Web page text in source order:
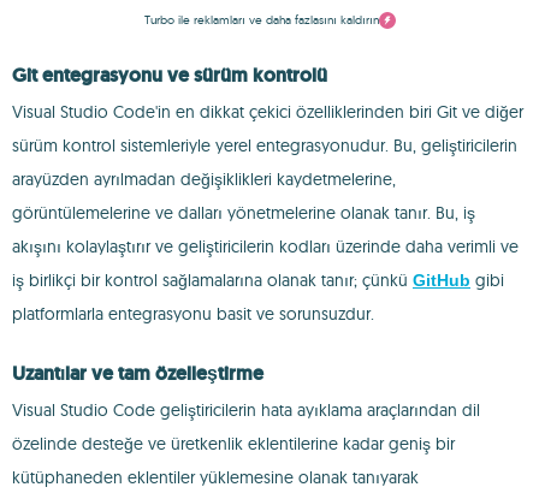
Turbo ile reklamları ve daha fazlasını kaldırın
Git entegrasyonu ve sürüm kontrolü
Visual Studio Code'in en dikkat çekici özelliklerinden biri Git ve diğer
sürüm kontrol sistemleriyle yerel entegrasyonudur. Bu, geliştiricilerin
arayüzden ayrılmadan değişiklikleri kaydetmelerine,
görüntülemelerine ve dalları yönetmelerine olanak tanır. Bu, iş
akışını kolaylaştırır ve geliştiricilerin kodları üzerinde daha verimli ve
iş birlikçi bir kontrol sağlamalarına olanak tanır; çünkü GitHub gibi
platformlarla entegrasyonu basit ve sorunsuzdur.
Uzantılar ve tam özelleştirme
Visual Studio Code geliştiricilerin hata ayıklama araçlarından dil
özelinde desteğe ve üretkenlik eklentilerine kadar geniş bir
kütüphaneden eklentiler yüklemesine olanak tanıyarak